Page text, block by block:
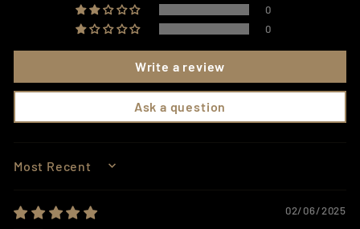
0
0
Write a review
Ask a question
SORT BY
02/06/2025